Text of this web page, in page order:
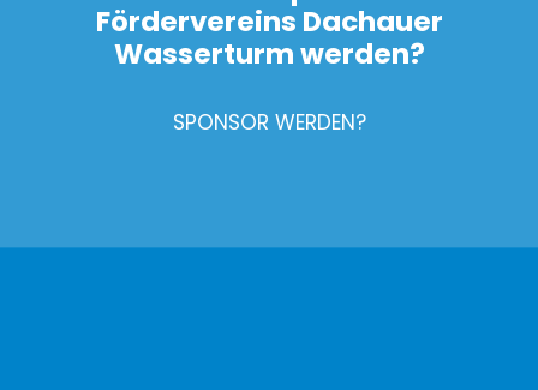
Fördervereins Dachauer
Wasserturm werden?
SPONSOR WERDEN?